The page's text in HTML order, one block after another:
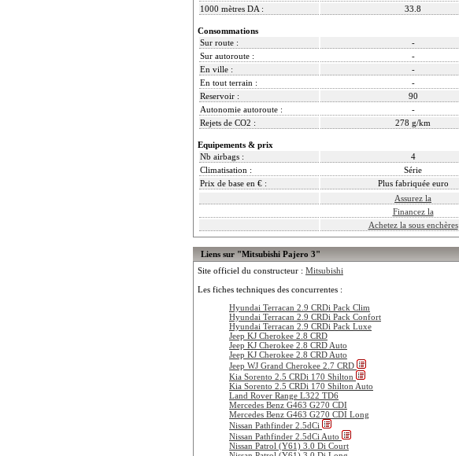
1000 mètres DA :
33.8
Consommations
Sur route :
-
Sur autoroute :
-
En ville :
-
En tout terrain :
-
Reservoir :
90
Autonomie autoroute :
-
Rejets de CO2 :
278 g/km
Equipements & prix
Nb airbags :
4
Climatisation :
Série
Prix de base en € :
Plus fabriquée euro
Assurez la
Financez la
Achetez la sous enchères
Liens sur "Mitsubishi Pajero 3"
Site officiel du constructeur : Mitsubishi
Les fiches techniques des concurrentes :
Hyundai Terracan 2.9 CRDi Pack Clim
Hyundai Terracan 2.9 CRDi Pack Confort
Hyundai Terracan 2.9 CRDi Pack Luxe
Jeep KJ Cherokee 2.8 CRD
Jeep KJ Cherokee 2.8 CRD Auto
Jeep KJ Cherokee 2.8 CRD Auto
Jeep WJ Grand Cherokee 2.7 CRD
Kia Sorento 2.5 CRDi 170 Shilton
Kia Sorento 2.5 CRDi 170 Shilton Auto
Land Rover Range L322 TD6
Mercedes Benz G463 G270 CDI
Mercedes Benz G463 G270 CDI Long
Nissan Pathfinder 2.5dCi
Nissan Pathfinder 2.5dCi Auto
Nissan Patrol (Y61) 3.0 Di Court